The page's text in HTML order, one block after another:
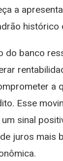
a
histórico
do banco
a
Esse
sinal
juros mais